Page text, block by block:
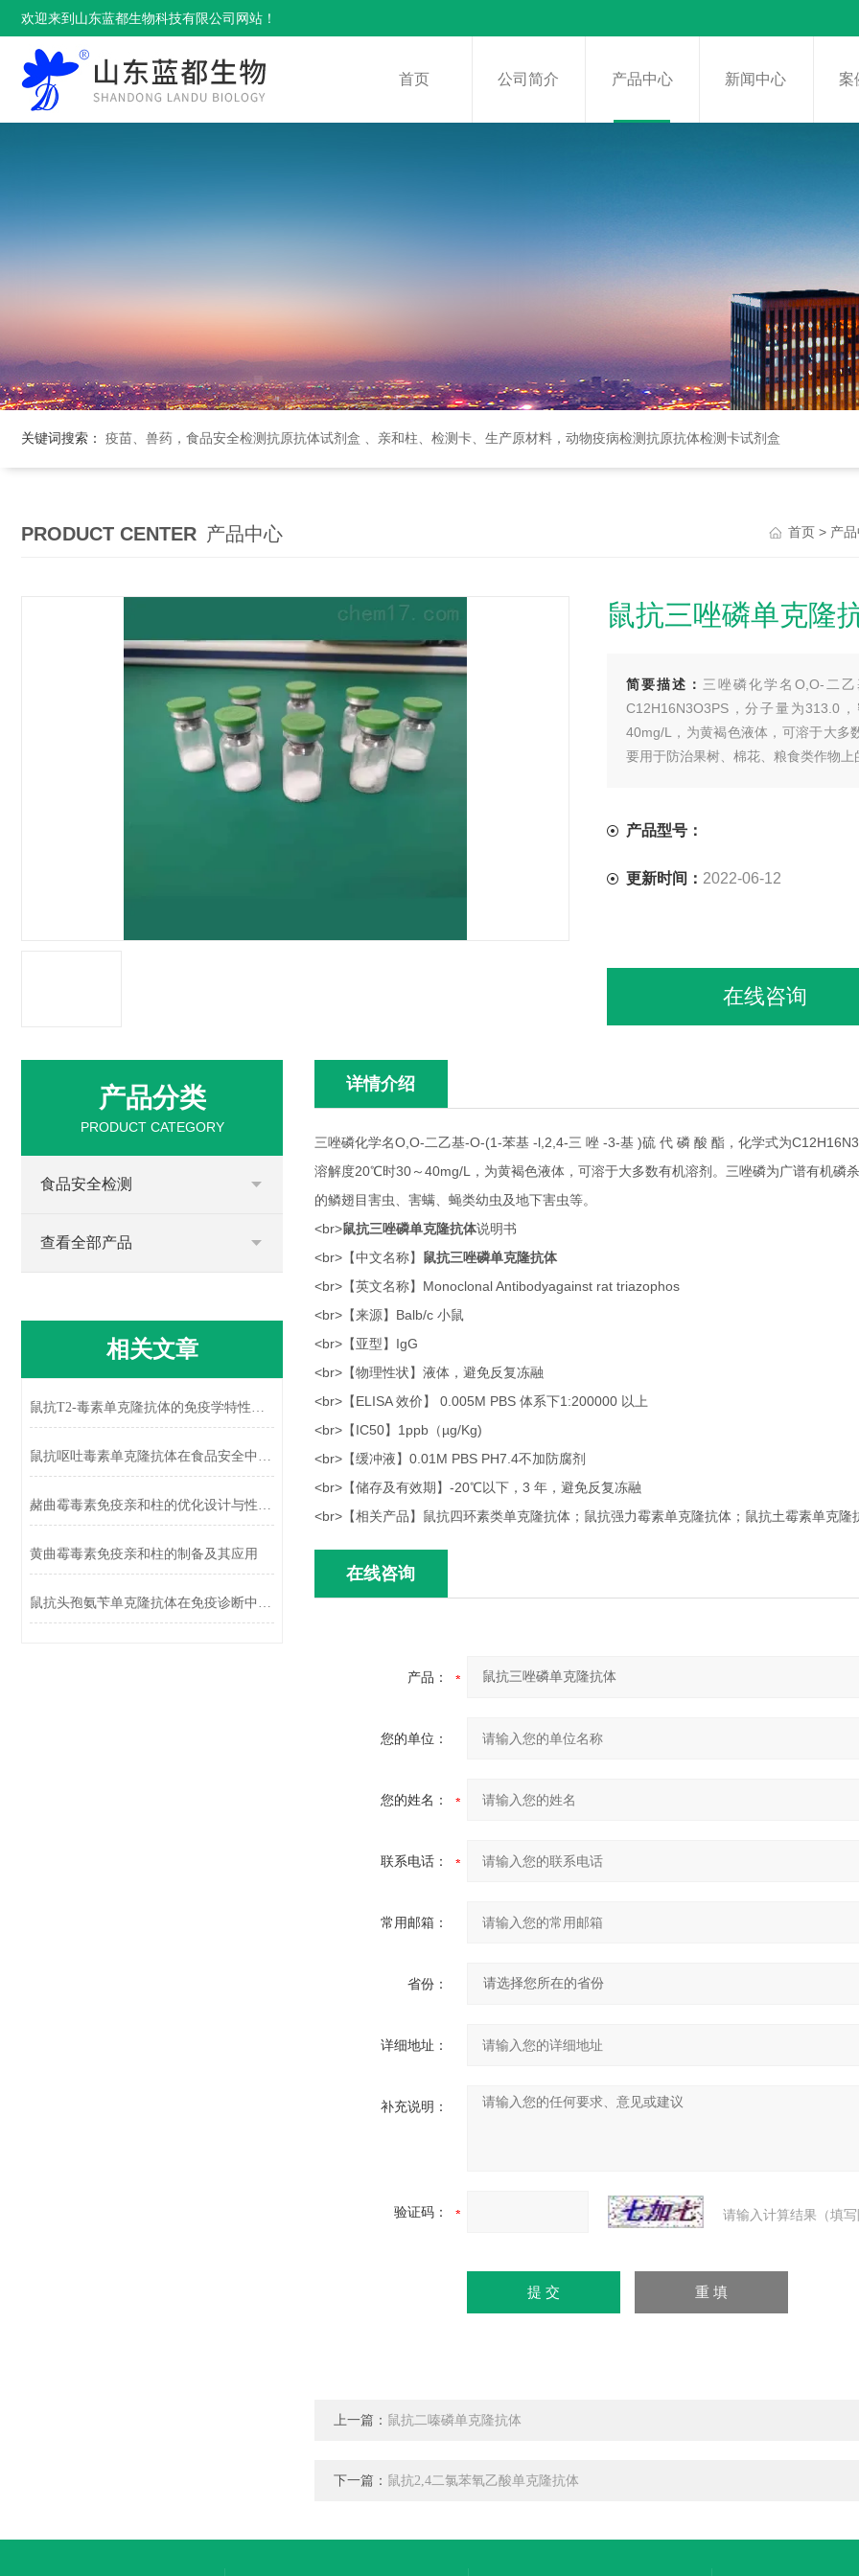
欢迎来到山东蓝都生物科技有限公司网站！
首页 公司简介 产品中心 新闻中心 案
关键词搜索： 疫苗、兽药，食品安全检测抗原抗体试剂盒 、亲和柱、检测卡、生产原材料，动物疫病检测抗原抗体检测卡试剂盒
PRODUCT CENTER 产品中心 首页 > 产
鼠抗三唑磷单克隆
简要描述： 三唑磷化学名O,O-二
C12H16N3O3PS，分子量为313.0
40mg/L，为黄褐色液体，可溶于大多
要用于防治果树、棉花、粮食类作物
产品型号：
更新时间： 2022-06-12
在线咨询
详情介绍
三唑磷化学名O,O-二乙基-O-(1-苯基 -l,2,4-三 唑 -3-基 )硫 代 磷 酸 酯，化学式为
溶解度20℃时30～40mg/L，为黄褐色液体，可溶于大多数有机溶剂。三唑磷为广谱有机磷
的鳞翅目害虫、害螨、蝇类幼虫及地下害虫等。
<br>鼠抗三唑磷单克隆抗体说明书
<br>【中文名称】
鼠抗三唑磷单克隆抗体
<br>【英文名称】Monoclonal Antibodyagainst rat triazophos
<br>【来源】Balb/c 小鼠
<br>【亚型】IgG
<br>【物理性状】液体，避免反复冻融
<br>【ELISA 效价】 0.005M PBS 体系下1:200000 以上
<br>【IC50】1ppb（µg/Kg)
<br>【缓冲液】0.01M PBS PH7.4不加防腐剂
<br>【储存及有效期】-20℃以下，3 年，避免反复冻融
<br>【相关产品】鼠抗四环素类单克隆抗体；鼠抗强力霉素单克隆抗体；鼠抗土霉素单克隆
在线咨询
产品：
您的单位：
您的姓名：
联系电话：
常用邮箱：
省份：
详细地址：
补充说明：
验证码： 请输入计算结果（填
上一篇： 鼠抗二嗪磷单克隆抗体
下一篇： 鼠抗2,4二氯苯氧乙酸单克隆抗体
产品分类
PRODUCT CATEGORY
食品安全检测
查看全部产品
相关文章
鼠抗T2-毒素单克隆抗体的免疫学特性及应用
鼠抗呕吐毒素单克隆抗体在食品安全中的应用
赭曲霉毒素免疫亲和柱的优化设计与性能提升
黄曲霉毒素免疫亲和柱的制备及其应用
鼠抗头孢氨苄单克隆抗体在免疫诊断中的应用